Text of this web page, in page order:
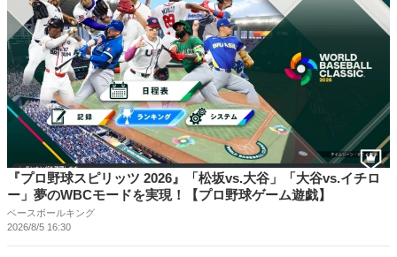
『プロ野球スピリッツ 2026』「松坂vs.大谷」「大谷vs.イチロ
ー」夢のWBCモードを実現！【プロ野球ゲーム遊戯】
ベースボールキング
2026/8/5 16:30